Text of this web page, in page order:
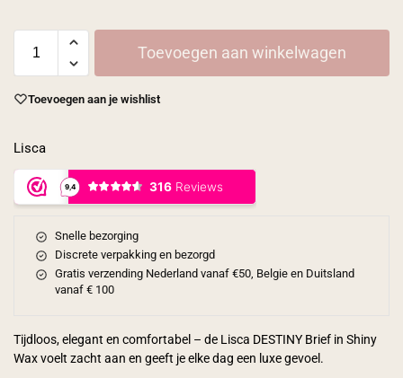
Toevoegen aan winkelwagen
Toevoegen aan je wishlist
Lisca
Snelle bezorging
Discrete verpakking en bezorgd
Gratis verzending Nederland vanaf €50, Belgie en Duitsland
vanaf € 100
Tijdloos, elegant en comfortabel – de Lisca DESTINY Brief in Shiny
Wax voelt zacht aan en geeft je elke dag een luxe gevoel.